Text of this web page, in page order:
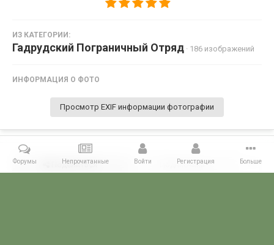
ИЗ КАТЕГОРИИ:
Гадрудский Пограничный Отряд · 186 изображений
ИНФОРМАЦИЯ О ФОТО
Просмотр EXIF информации фотографии
Поделиться Подписчики 0
Форумы Непрочитанные Войти Регистрация Больше